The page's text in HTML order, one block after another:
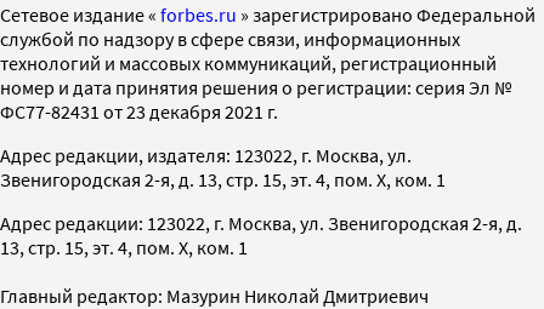
Cетевое издание « forbes.ru » зарегистрировано Федеральной
службой по надзору в сфере связи, информационных
технологий и массовых коммуникаций, регистрационный
номер и дата принятия решения о регистрации: серия Эл №
ФС77-82431 от 23 декабря 2021 г.
Адрес редакции, издателя: 123022, г. Москва, ул.
Звенигородская 2-я, д. 13, стр. 15, эт. 4, пом. X, ком. 1
Адрес редакции: 123022, г. Москва, ул. Звенигородская 2-я, д.
13, стр. 15, эт. 4, пом. X, ком. 1
Главный редактор: Мазурин Николай Дмитриевич